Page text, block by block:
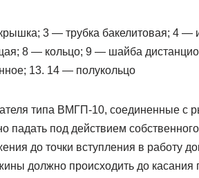
3 — трубка бакелитовая; 4
8 — кольцо; 9 — шайба
13. 14 — полукольцо
типа ВМГП-10, соединенные с
под действием
до точки вступления в работу
должно происходить до касания